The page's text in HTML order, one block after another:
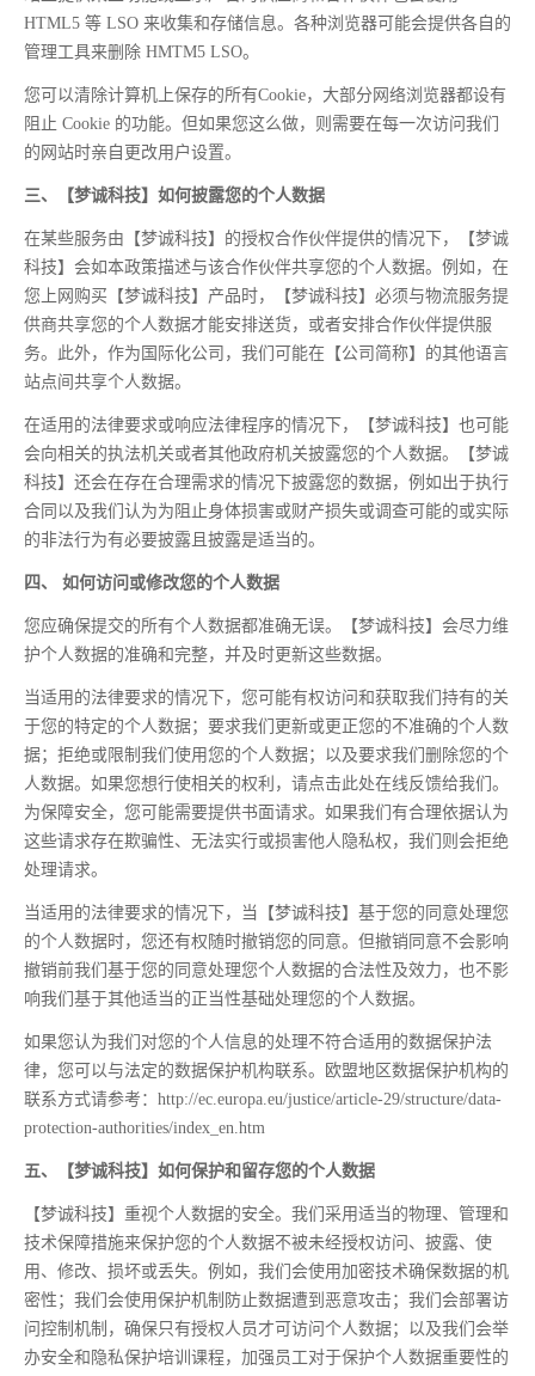
HTML5 等 LSO 来收集和存储信息。各种浏览器可能会提供各自的
管理工具来删除 HMTM5 LSO。
您可以清除计算机上保存的所有Cookie，大部分网络浏览器都设有
阻止 Cookie 的功能。但如果您这么做，则需要在每一次访问我们
的网站时亲自更改用户设置。
三、【梦诚科技】如何披露您的个人数据
在某些服务由【梦诚科技】的授权合作伙伴提供的情况下，【梦诚
科技】会如本政策描述与该合作伙伴共享您的个人数据。例如，在
您上网购买【梦诚科技】产品时，【梦诚科技】必须与物流服务提
供商共享您的个人数据才能安排送货，或者安排合作伙伴提供服
务。此外，作为国际化公司，我们可能在【公司简称】的其他语言
站点间共享个人数据。
在适用的法律要求或响应法律程序的情况下，【梦诚科技】也可能
会向相关的执法机关或者其他政府机关披露您的个人数据。【梦诚
科技】还会在存在合理需求的情况下披露您的数据，例如出于执行
合同以及我们认为为阻止身体损害或财产损失或调查可能的或实际
的非法行为有必要披露且披露是适当的。
四、 如何访问或修改您的个人数据
您应确保提交的所有个人数据都准确无误。【梦诚科技】会尽力维
护个人数据的准确和完整，并及时更新这些数据。
当适用的法律要求的情况下，您可能有权访问和获取我们持有的关
于您的特定的个人数据；要求我们更新或更正您的不准确的个人数
据；拒绝或限制我们使用您的个人数据；以及要求我们删除您的个
人数据。如果您想行使相关的权利，请点击此处在线反馈给我们。
为保障安全，您可能需要提供书面请求。如果我们有合理依据认为
这些请求存在欺骗性、无法实行或损害他人隐私权，我们则会拒绝
处理请求。
当适用的法律要求的情况下，当【梦诚科技】基于您的同意处理您
的个人数据时，您还有权随时撤销您的同意。但撤销同意不会影响
撤销前我们基于您的同意处理您个人数据的合法性及效力，也不影
响我们基于其他适当的正当性基础处理您的个人数据。
如果您认为我们对您的个人信息的处理不符合适用的数据保护法
律，您可以与法定的数据保护机构联系。欧盟地区数据保护机构的
联系方式请参考：http://ec.europa.eu/justice/article-29/structure/data-
protection-authorities/index_en.htm
五、【梦诚科技】如何保护和留存您的个人数据
【梦诚科技】重视个人数据的安全。我们采用适当的物理、管理和
技术保障措施来保护您的个人数据不被未经授权访问、披露、使
用、修改、损坏或丢失。例如，我们会使用加密技术确保数据的机
密性；我们会使用保护机制防止数据遭到恶意攻击；我们会部署访
问控制机制，确保只有授权人员才可访问个人数据；以及我们会举
办安全和隐私保护培训课程，加强员工对于保护个人数据重要性的